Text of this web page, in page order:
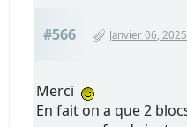
#566 Janvier 06,
Merci
En fait on a que 2